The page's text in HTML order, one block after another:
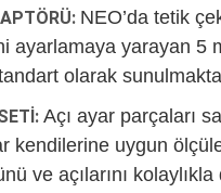
NEO’da tetik
ayarlamaya yarayan 5
olarak
Açı ayar parçaları
kendilerine uygun
ve açılarını